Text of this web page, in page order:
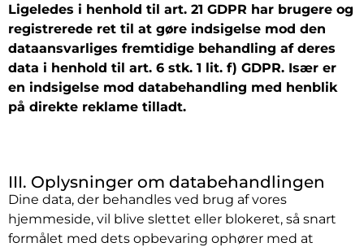
Ligeledes i henhold til art. 21 GDPR har brugere og
registrerede ret til at gøre indsigelse mod den
dataansvarliges fremtidige behandling af deres
data i henhold til art. 6 stk. 1 lit. f) GDPR. Især er
en indsigelse mod databehandling med henblik
på direkte reklame tilladt.
III. Oplysninger om databehandlingen
Dine data, der behandles ved brug af vores
hjemmeside, vil blive slettet eller blokeret, så snart
formålet med dets opbevaring ophører med at